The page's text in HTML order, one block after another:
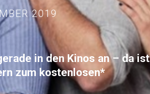
2019
in den Kinos an – da ist
zum kostenlosen*